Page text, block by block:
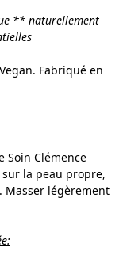
** naturellement
Fabriqué en
Soin Clémence
la peau propre,
Masser légèrement